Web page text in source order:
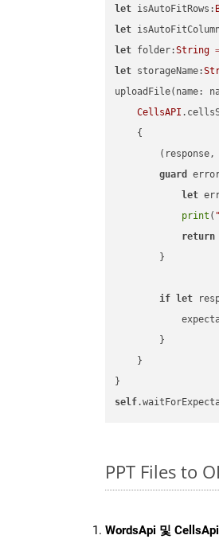
let isAutoFitRows:
let
let folder:String
let storageName:
uploadFile(name:
CellsAPI
    {
guard
let
print (
return
        }
if let
        }
    }
self
PPT Files to
WordsApi 및